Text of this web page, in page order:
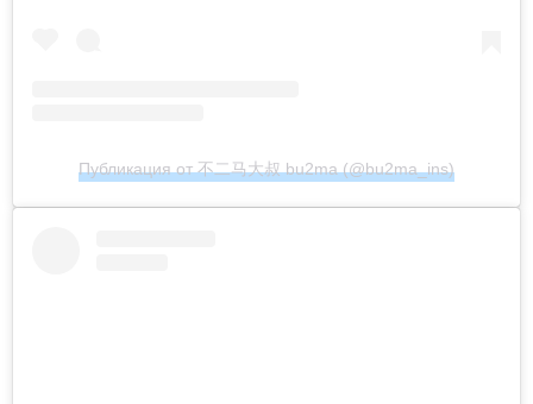
Публикация от 不二马大叔 bu2ma (@bu2ma_ins)